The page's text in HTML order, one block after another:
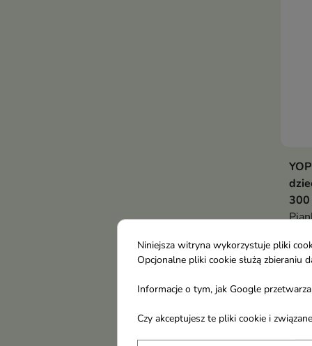
Niniejsza witryna wykorzystuje pliki
Opcjonalne pliki cookie służą
Informacje o tym, jak Google
Czy akceptujesz te pliki cookie i